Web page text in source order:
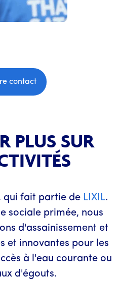
contact
PLUS SUR
qui fait partie de LIXIL.
sociale primée, nous
d'assainissement et
et innovantes pour les
à l'eau courante ou
d'égouts.